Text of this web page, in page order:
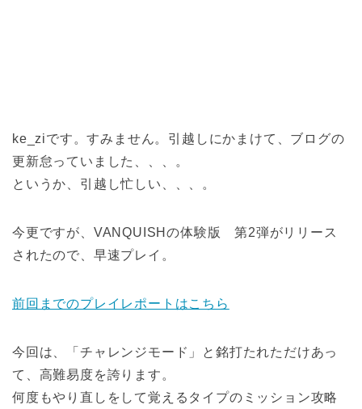
ke_ziです。すみません。引越しにかまけて、ブログの
更新怠っていました、、、。
というか、引越し忙しい、、、。
今更ですが、VANQUISHの体験版 第2弾がリリース
されたので、早速プレイ。
前回までのプレイレポートはこちら
今回は、「チャレンジモード」と銘打たれただけあっ
て、高難易度を誇ります。
何度もやり直しをして覚えるタイプのミッション攻略